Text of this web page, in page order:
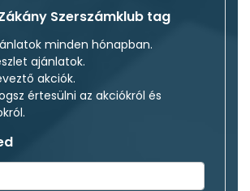
Szerszámklub tag
minden hónapban.
ajánlatok.
akciók.
értesülni az akciókról és